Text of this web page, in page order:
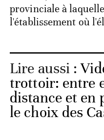
provinciale à
l'établissement où
Lire aussi :
trottoir: entre
distance et en
le choix des